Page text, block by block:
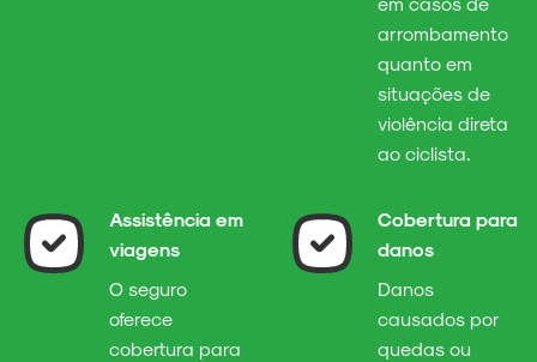
arrombamento
quanto em
situações de
violência direta
ao ciclista.
Assistência em
viagens
O seguro
oferece
cobertura para
Cobertura para
danos
Danos
causados por
quedas ou